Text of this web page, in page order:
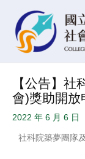
【公告】
會)獎助開放
2022 年 6 月 6 日
社科院築夢團隊
navigation
佈
日